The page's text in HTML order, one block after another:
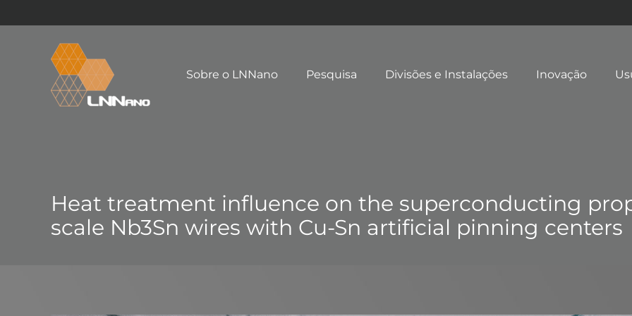
Sobre o LNNano Pesquisa Divisões e Instalações Inovação
Heat treatment influence on the superconducting
scale Nb3Sn wires with Cu-Sn artificial pinning centers